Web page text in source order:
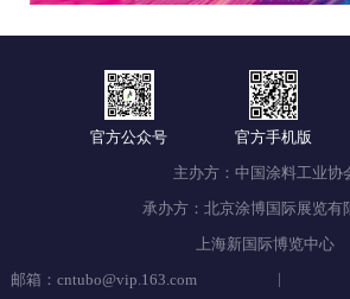
官方公众号 官方手机版
主办方：中国涂料工业协
承办方：北京涂博国际展览有
上海新国际博览中心
邮箱：cntubo@vip.163.com
|